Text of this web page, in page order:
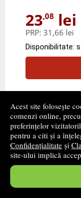
Acest site folosește
comenzi online,
preferințelor
pentru a citi și a
Confidențialitate și
site-ului implică
23,08 lei
PRP: 31,66 lei
Disponibilitate: